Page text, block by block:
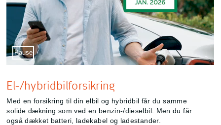
PauseSæt video på pause
El-/hybridbilforsikring
Med en forsikring til din elbil og hybridbil får du samme
solide dækning som ved en benzin-/dieselbil. Men du får
også dækket batteri, ladekabel og ladestander.